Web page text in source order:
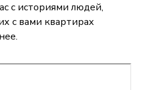
с историями людей,
с вами квартирах